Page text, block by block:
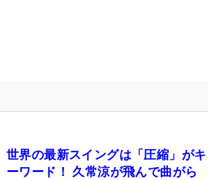
世界の最新スイングは「圧縮」がキ
ーワード！ 久常涼が飛んで曲がら